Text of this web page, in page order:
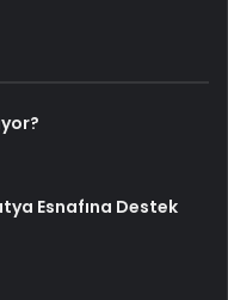
Esnafına Destek